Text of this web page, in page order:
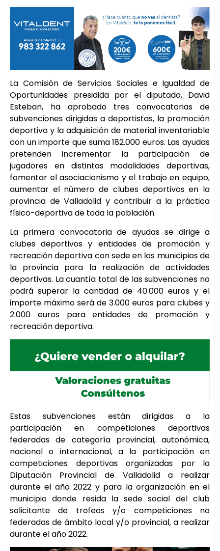
La Comisión de Servicios Sociales e Igualdad de
Oportunidades presidida por el diputado, David
Esteban, ha aprobado tres convocatorias de
subvenciones dirigidas a deportistas, la promoción
deportiva y la adquisición de material inventariable
con un importe que suma 182.000 euros. Las ayudas
pretenden incrementar la participación de
jugadores en distintas modalidades deportivas,
fomentar el asociacionismo y el trabajo en equipo,
aumentar el número de clubes deportivos en la
provincia de Valladolid y contribuir a la práctica
físico-deportiva de toda la población.
La primera convocatoria de ayudas se dirige a
clubes deportivos y entidades de promoción y
recreación deportiva con sede en los municipios de
la provincia para la realización de actividades
deportivas. La cuantía total de las subvenciones no
podrá superar la cantidad de 40.000 euros y el
importe máximo será de 3.000 euros para clubes y
2.000 euros para entidades de promoción y
recreación deportiva.
Estas subvenciones están dirigidas a la
participación en competiciones deportivas
federadas de categoría provincial, autonómica,
nacional o internacional, a la participación en
competiciones deportivas organizadas por la
Diputación Provincial de Valladolid a realizar
durante el año 2022 y para la organización en el
municipio donde resida la sede social del club
solicitante de trofeos y/o competiciones no
federadas de ámbito local y/o provincial, a realizar
durante el año 2022.